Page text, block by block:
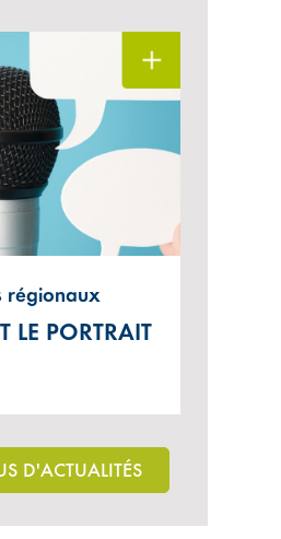
régionaux
LE PORTRAIT
D'ACTUALITÉS